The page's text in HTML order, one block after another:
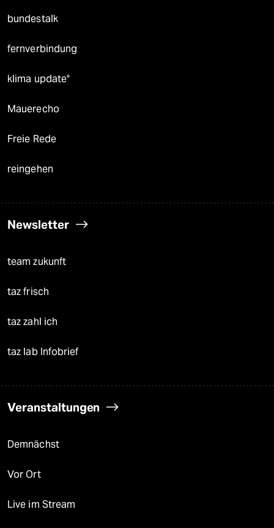
bundestalk
fernverbindung
klima update°
Mauerecho
Freie Rede
reingehen
Newsletter
team zukunft
taz frisch
taz zahl ich
taz lab Infobrief
Veranstaltungen
Demnächst
Vor Ort
Live im Stream